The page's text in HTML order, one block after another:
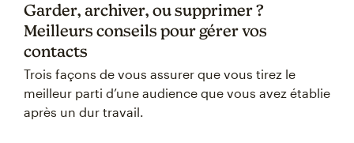
Garder, archiver, ou supprimer ?
Meilleurs conseils pour gérer vos
contacts
Trois façons de vous assurer que vous tirez le
meilleur parti d’une audience que vous avez établie
après un dur travail.